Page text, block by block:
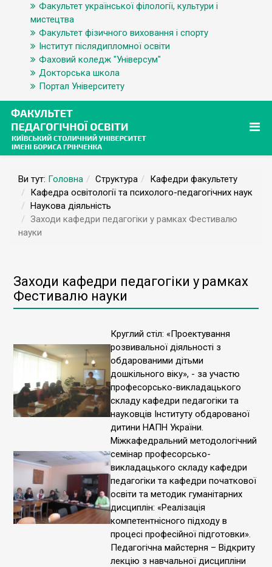
Факультет української філології, культури і
мистецтва
Факультет фізичного виховання і спорту
Інститут післядипломної освіти
Фаховий коледж "Універсум"
Докторська школа
Портал Університету
Ви тут: Головна Структура
Кафедри факультету
Кафедра освітології та психолого-педагогічних наук
Наукова діяльність
Заходи кафедри педагогіки у рамках Фестивалю
науки
Заходи кафедри педагогіки у рамках
Фестивалю науки
Круглий стіл: «Проектування
розвивальної діяльності з
обдарованими дітьми
дошкільного віку», - за участю
професорсько-викладацького
складу кафедри педагогіки та
науковців Інституту обдарованої
дитини НАПН України.
Міжкафедральний методологічний
семінар професорсько-
викладацького складу кафедри
педагогіки та кафедри початкової
освіти та методик гуманітарних
дисциплін: «Реалізація
компетентнісного підходу в
процесі професійної підготовки».
Педагогічна майстерня – Відкриту
лекцію з навчальної дисципліни